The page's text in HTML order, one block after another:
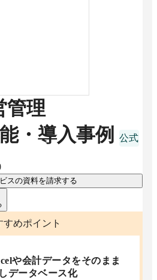
管理
・導入事例
スの資料を請求する
すめポイント
や会計データをそのまま
データベース化